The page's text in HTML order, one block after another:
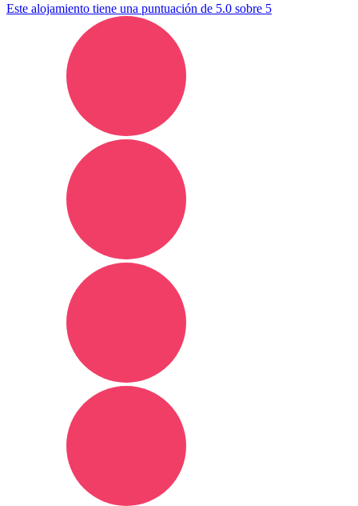
Este alojamiento tiene una puntuación de 5.0 sobre 5